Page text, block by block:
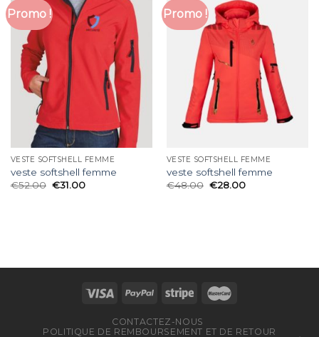
Promo !
VESTE SOFTSHELL FEMME
veste softshell femme
€52.00 €31.00
Promo !
VESTE SOFTSHELL FEMME
veste softshell femme
€48.00 €28.00
CONTACTEZ-NOUS
POLITIQUE DE REMBOURSEMENT ET DE RETOUR